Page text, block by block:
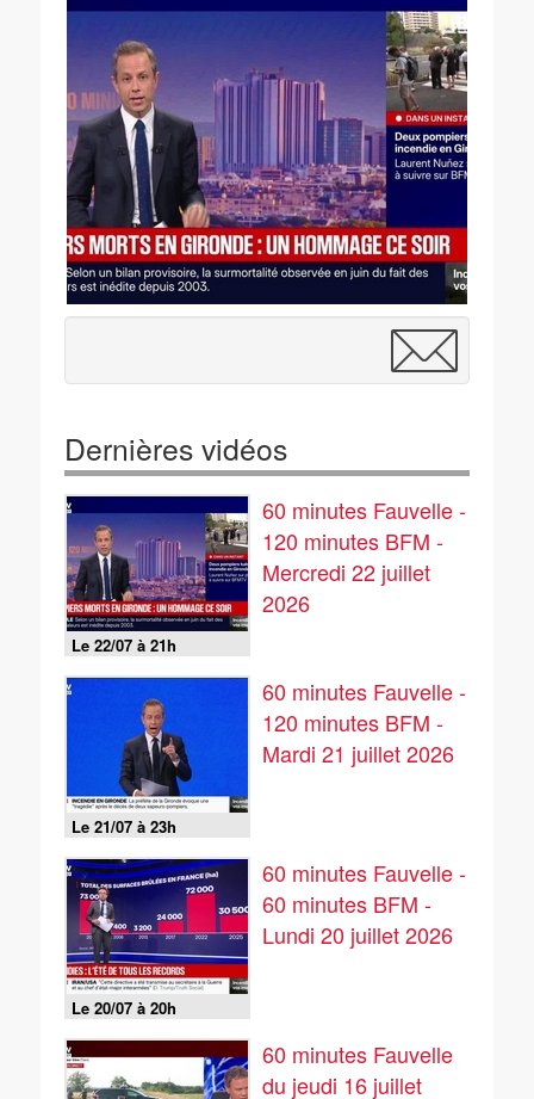
Dernières vidéos
Le 22/07 à 21h
60 minutes Fauvelle -
120 minutes BFM -
Mercredi 22 juillet
2026
Le 21/07 à 23h
60 minutes Fauvelle -
120 minutes BFM -
Mardi 21 juillet 2026
Le 20/07 à 20h
60 minutes Fauvelle -
60 minutes BFM -
Lundi 20 juillet 2026
60 minutes Fauvelle
du jeudi 16 juillet